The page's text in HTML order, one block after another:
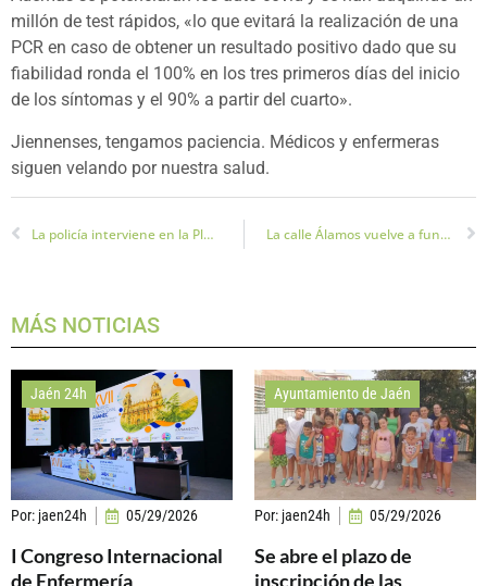
millón de test rápidos, «lo que evitará la realización de una
PCR en caso de obtener un resultado positivo dado que su
fiabilidad ronda el 100% en los tres primeros días del inicio
de los síntomas y el 90% a partir del cuarto».
Jiennenses, tengamos paciencia. Médicos y enfermeras
siguen velando por nuestra salud.
La policía interviene en la Plaza de santa María y sus proximidades para garantizar la seguridad La calle Álamos vuelve a funcionar este mediodía
MÁS NOTICIAS
Jaén 24h
Por: jaen24h 05/29/2026
I Congreso Internacional
de Enfermería
Ayuntamiento de Jaén
Por: jaen24h 05/29/2026
Se abre el plazo de
inscripción de las